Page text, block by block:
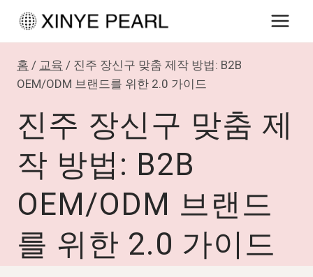
홈 / 교육 / 진주 장신구 맞춤 제작 방법: B2B
OEM/ODM 브랜드를 위한 2.0 가이드
진주 장신구 맞춤 제
작 방법: B2B
OEM/ODM 브랜드
를 위한 2.0 가이드